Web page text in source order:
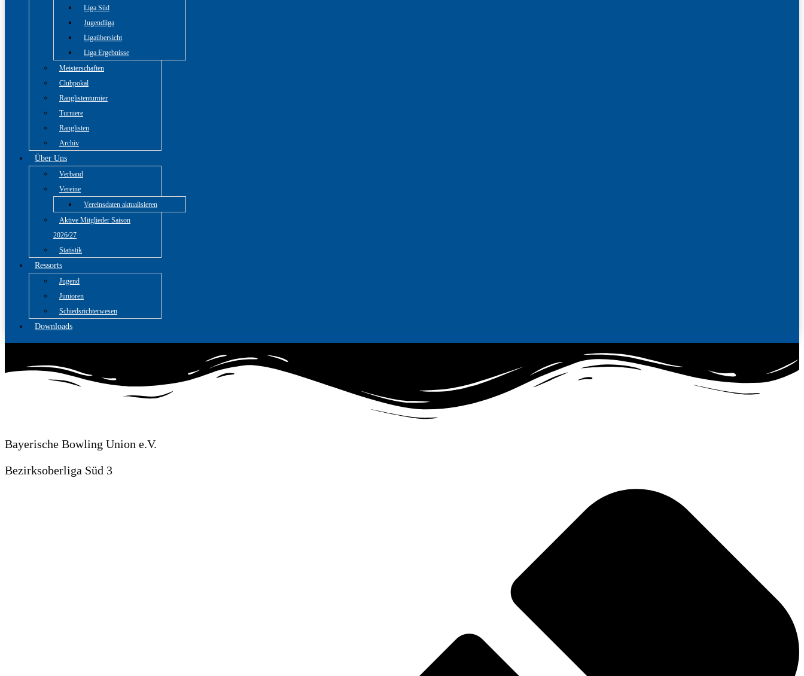
Liga Süd
Jugendliga
Ligaübersicht
Liga Ergebnisse
Meisterschaften
Clubpokal
Ranglistenturnier
Turniere
Ranglisten
Archiv
Über Uns
Verband
Vereine
Vereinsdaten aktualisieren
Aktive Mitglieder Saison
2026/27
Statistik
Ressorts
Jugend
Junioren
Schiedsrichterwesen
Downloads
Bayerische Bowling Union e.V.
Bezirksoberliga Süd 3